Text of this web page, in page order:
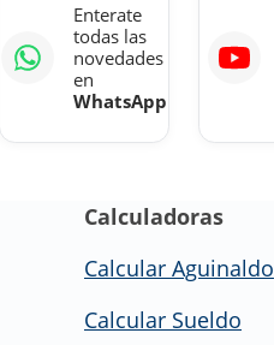
Enterate
todas las
novedades
en
WhatsApp
Calculadoras
Calcular Aguinaldo
Calcular Sueldo